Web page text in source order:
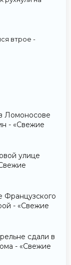
втрое -
Ломоносове
- «Свежие
улице
Французского
- «Свежие
сдали в
- «Свежие